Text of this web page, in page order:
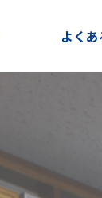
よく